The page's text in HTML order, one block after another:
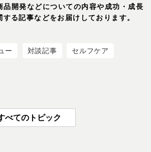
品開発などについての内容や成功・成長
する記事などをお届けしております。
ー 対談記事 セルフケア